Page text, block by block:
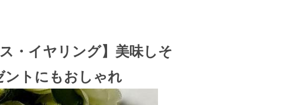
・イヤリング】美味しそ
ントにもおしゃれ